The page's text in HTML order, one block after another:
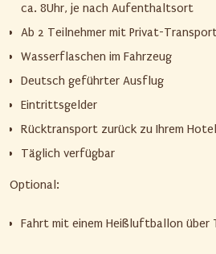
ca. 8Uhr, je nach Aufenthaltsort
Ab 2 Teilnehmer mit Privat-
Wasserflaschen im Fahrzeug
Deutsch geführter Ausflug
Eintrittsgelder
Rücktransport zurück zu Ihrem
Täglich verfügbar
Optional:
Fahrt mit einem Heißluftballon über